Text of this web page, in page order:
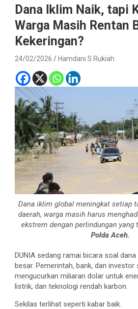
Dana Iklim Naik, tapi
Warga Masih Rentan
Kekeringan?
24/02/2026 Hamdani S Rukiah
Dana iklim global meningkat setiap
daerah, warga masih harus
ekstrem dengan perlindungan yang
Polda Aceh.
DUNIA sedang ramai bicara soal dana
besar. Pemerintah, bank, dan investor
mengucurkan miliaran dolar untuk
listrik, dan teknologi rendah karbon.
Sekilas terlihat seperti kabar baik.